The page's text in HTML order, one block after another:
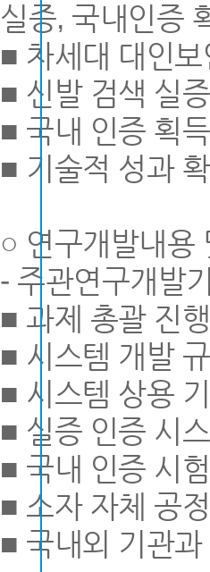
실증, 국내인증
■ 차세대 대인
■ 신발 검색 실
■ 국내 인증 획득
■ 기술적 성과
○ 연구개발내용
- 주관연구개발
■ 과제 총괄 진
■ 시스템 개발
■ 시스템 상용
■ 실증 인증 시
■ 국내 인증 시
■ 소자 자체 공
■ 국내외 기관